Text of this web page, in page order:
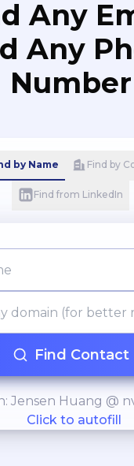
Any
Any
Number
by Name Find by
Find from LinkedIn
Find Contact
Jensen Huang @
Click to autofill